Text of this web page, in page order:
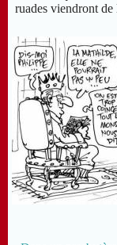
ruades viendront